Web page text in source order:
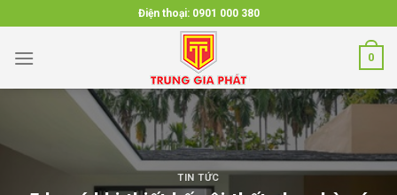
to
content
Điện thoại: 0901 000 380
0
TIN TỨC